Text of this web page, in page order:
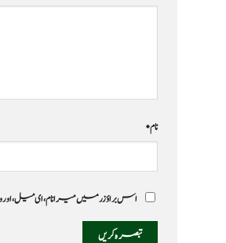
نام*
اس براؤزر میں میرا نام، ای میل،